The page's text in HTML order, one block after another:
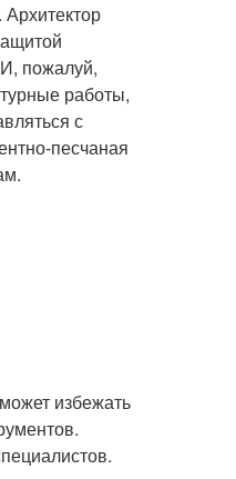
пожалуй,
работы,
с
песчаная
избежать